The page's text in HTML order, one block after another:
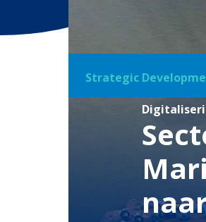
Strategic